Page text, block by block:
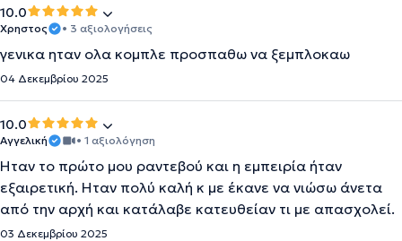
10.0
Χρηστος • 3 αξιολογήσεις
γενικα ηταν ολα κομπλε προσπαθω να ξεμπλοκαω
04 Δεκεμβρίου 2025
10.0
Αγγελική • 1 αξιολόγηση
Ηταν το πρώτο μου ραντεβού και η εμπειρία ήταν
εξαιρετική. Ηταν πολύ καλή κ με έκανε να νιώσω άνετα
από την αρχή και κατάλαβε κατευθείαν τι με απασχολεί.
03 Δεκεμβρίου 2025